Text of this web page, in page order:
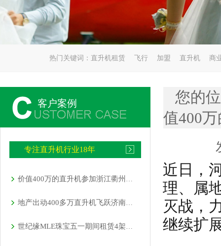
热门关键词： 直升机租赁 飞行 加盟 直升机 商
客户案例
专注直升机行业18年
价值400万的直升机参加浙江衢州静展活动
地产出动400多万直升机飞跃济南千佛山大明湖
世纪缘MLE珠宝五一期间租赁4架直升机在四个城市庆典
您的
值400
近日，
理、属
灭战，
继续扩